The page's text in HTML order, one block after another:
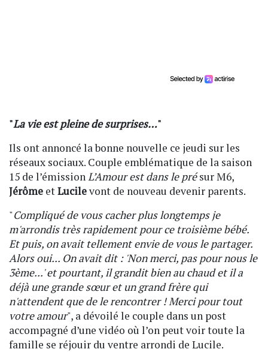
"La vie est pleine de surprises…"
Ils ont annoncé la bonne nouvelle ce jeudi sur les
réseaux sociaux. Couple emblématique de la saison
15 de l’émission L’Amour est dans le présur M6,
Jérôme etLucilevont de nouveau devenir parents.
"Compliqué de vous cacher plus longtemps je
m'arrondis très rapidement pour ce troisième bébé.
Et puis, on avait tellement envie de vous le partager.
Alors oui... On avait dit : 'Non merci, pas pour nous le
3ème...' et pourtant, il grandit bien au chaud et il a
déjà une grande sœur et un grand frère qui
n'attendent que de le rencontrer ! Merci pour tout
votre amour", a dévoilé le couple dans un post
accompagné d’une vidéo où l’on peut voir toute la
famille se réjouir du ventre arrondi de Lucile.